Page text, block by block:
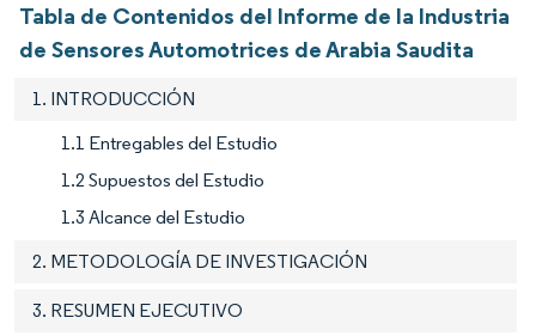
Tabla de Contenidos del Informe de la Industria
de Sensores Automotrices de Arabia Saudita
1. INTRODUCCIÓN
1.1 Entregables del Estudio
1.2 Supuestos del Estudio
1.3 Alcance del Estudio
2. METODOLOGÍA DE INVESTIGACIÓN
3. RESUMEN EJECUTIVO